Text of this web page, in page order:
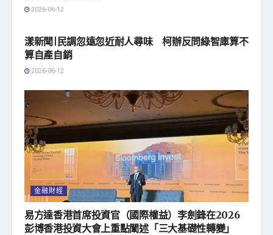
2026-06-12
漾新聞|民調忽遠忽近耐人尋味 柯辦反問綠智庫算不
算自產自銷
2026-06-12
金融財經
易方達香港首席投資官（國際權益）李劍鋒在2026
彭博香港投資大會上重點闡述「三大基礎性轉變」